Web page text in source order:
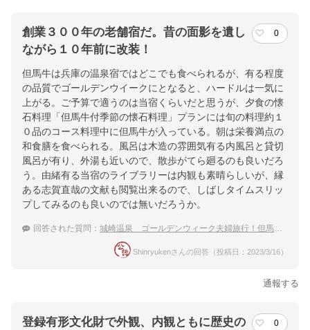
創業３００年の老舗宿だ。昔の面影を遺し
ながら１０年前に改装！
0
但馬牛は兵庫の温泉宿ではどこでも食べられるが、有る程度
の品質でゴールデンウイークにとなると、ハードルは一気に
上がる。ご予算で適うのは当宿くらいだと思うが、夕食の懐
石料理「但馬牛付季節の懐石料理」プランには旬の料理約１
０品のコース料理中に但馬牛が入っている。朝は栄養満点の
和食膳を食べられる。風呂は木造の雰囲気有る内風呂と貸切
風呂が有り、外湯も近いので、散歩がてら廻るのも良いだろ
う。由緒有る当宿のライブラリーは内観も素晴らしいが、縁
ある志賀直哉の文献も閲覧出来るので、しばしタイムスリッ
プしてみるのも良いのでは無いだろうか。
回答された質問： 城崎温泉 ゴールデンウィーク夫婦旅行！但馬牛が食べられる宿は？
Shinryukenさんの回答（投稿日：2023/3/16）
通報する
登録有形文化財で外観、内観ともに歴史の
0